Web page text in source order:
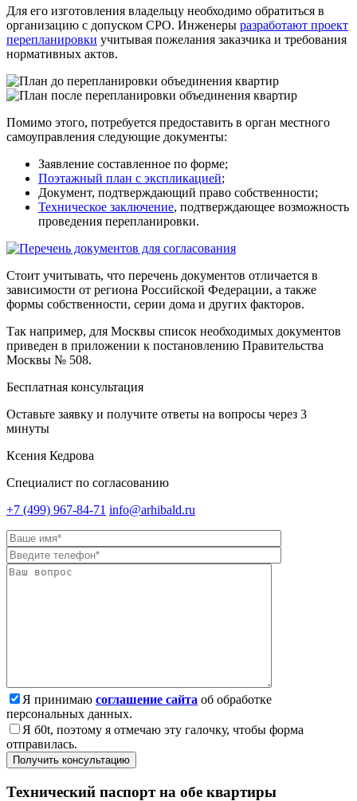
Для его изготовления владельцу необходимо обратиться в
организацию с допуском СРО. Инженеры разработают проект
перепланировки учитывая пожелания заказчика и требования
нормативных актов.
Помимо этого, потребуется предоставить в орган местного
самоуправления следующие документы:
Заявление составленное по форме;
Поэтажный план с экспликацией;
Документ, подтверждающий право собственности;
Техническое заключение, подтверждающее возможность
проведения перепланировки.
Стоит учитывать, что перечень документов отличается в
зависимости от региона Российской Федерации, а также
формы собственности, серии дома и других факторов.
Так например, для Москвы список необходимых документов
приведен в приложении к постановлению Правительства
Москвы № 508.
Бесплатная консультация
Оставьте заявку и получите ответы на вопросы через 3
минуты
Ксения Кедрова
Специалист по согласованию
+7 (499) 967-84-71 info@arhibald.ru
Я принимаю соглашение сайта об обработке
персональных данных.
Я б0t, поэтому я отмечаю эту галочку, чтобы форма
отправилась.
Технический паспорт на обе квартиры